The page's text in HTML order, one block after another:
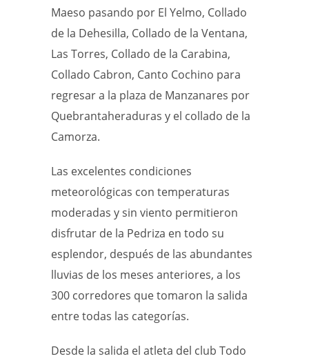
Maeso pasando por El Yelmo, Collado
de la Dehesilla, Collado de la Ventana,
Las Torres, Collado de la Carabina,
Collado Cabron, Canto Cochino para
regresar a la plaza de Manzanares por
Quebrantaheraduras y el collado de la
Camorza.
Las excelentes condiciones
meteorológicas con temperaturas
moderadas y sin viento permitieron
disfrutar de la Pedriza en todo su
esplendor, después de las abundantes
lluvias de los meses anteriores, a los
300 corredores que tomaron la salida
entre todas las categorías.
Desde la salida el atleta del club Todo